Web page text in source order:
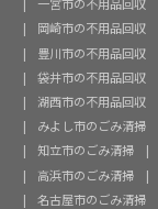
一宮市の不用品回収
岡崎市の不用品回収
豊川市の不用品回収
袋井市の不用品回収
湖西市の不用品回収
みよし市のごみ清掃
知立市のごみ清掃
高浜市のごみ清掃
名古屋市のごみ清掃